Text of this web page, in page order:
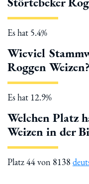
Es hat 5.4%
Wieviel
Roggen Weizen?
Es hat 12.9%
Welchen Platz
Weizen in der
Platz 44 von 8138